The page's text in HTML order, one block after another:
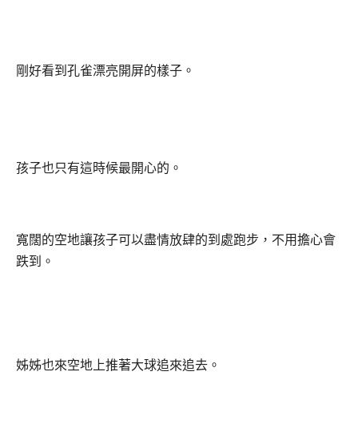
剛好看到孔雀漂亮開屏的樣子。
孩子也只有這時候最開心的。
寬闊的空地讓孩子可以盡情放肆的到處跑步，不用擔心會
跌到。
姊姊也來空地上推著大球追來追去。